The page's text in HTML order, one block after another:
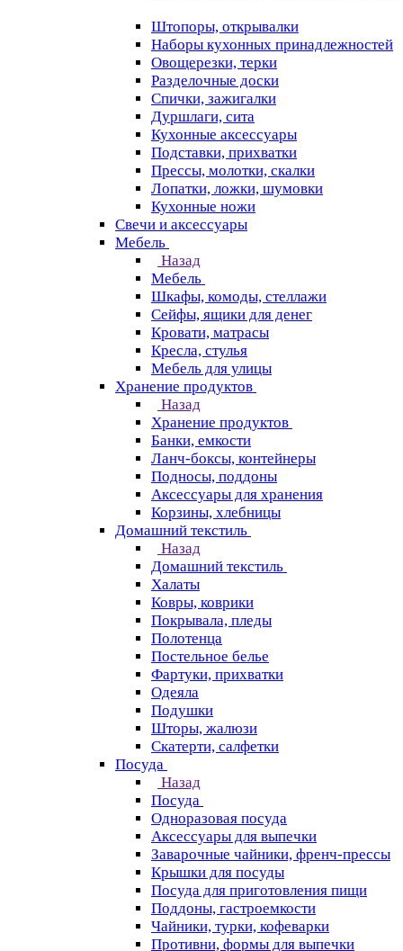
Штопоры, открывалки
Наборы кухонных принадлежностей
Овощерезки, терки
Разделочные доски
Спички, зажигалки
Дуршлаги, сита
Кухонные аксессуары
Подставки, прихватки
Прессы, молотки, скалки
Лопатки, ложки, шумовки
Кухонные ножи
Свечи и аксессуары
Мебель
Назад
Мебель
Шкафы, комоды, стеллажи
Сейфы, ящики для денег
Кровати, матрасы
Кресла, стулья
Мебель для улицы
Хранение продуктов
Назад
Хранение продуктов
Банки, емкости
Ланч-боксы, контейнеры
Подносы, поддоны
Аксессуары для хранения
Корзины, хлебницы
Домашний текстиль
Назад
Домашний текстиль
Халаты
Ковры, коврики
Покрывала, пледы
Полотенца
Постельное белье
Фартуки, прихватки
Одеяла
Подушки
Шторы, жалюзи
Скатерти, салфетки
Посуда
Назад
Посуда
Одноразовая посуда
Аксессуары для выпечки
Заварочные чайники, френч-прессы
Крышки для посуды
Посуда для приготовления пищи
Поддоны, гастроемкости
Чайники, турки, кофеварки
Противни, формы для выпечки